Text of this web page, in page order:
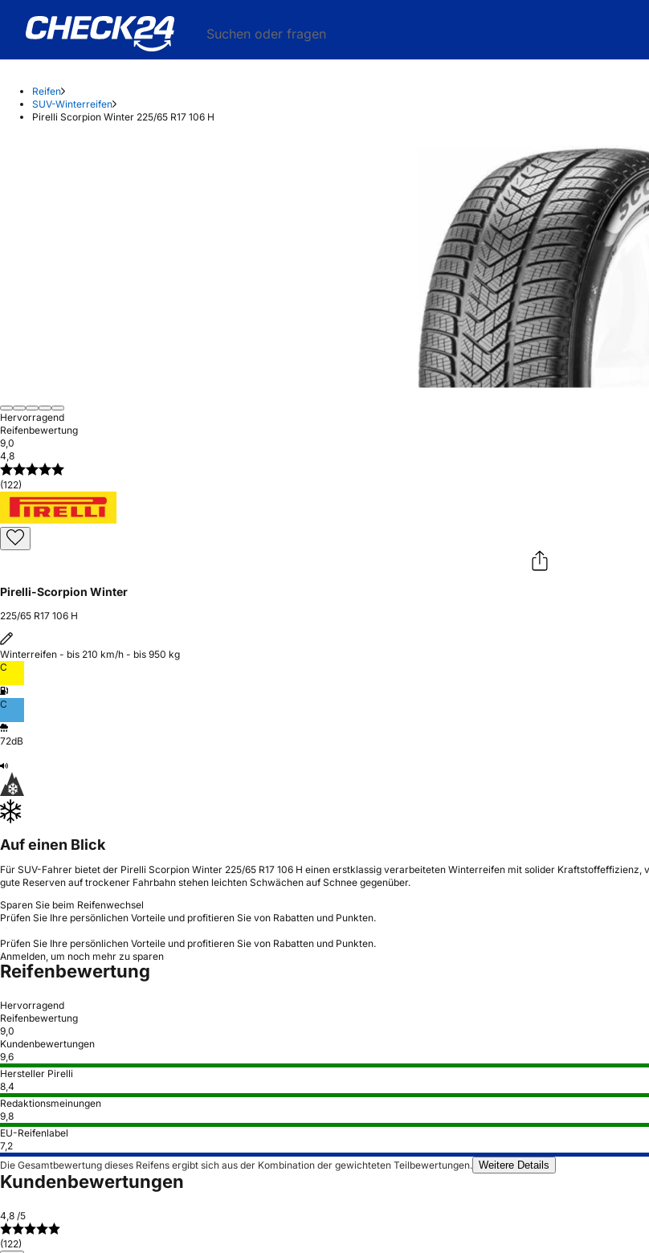
Suchen oder fragen
Reifen
SUV-Winterreifen
Pirelli Scorpion Winter 225/65 R17 106 H
Hervorragend
Reifenbewertung
9,0
4,8
(122)
Pirelli-Scorpion Winter
225/65 R17 106 H
Winterreifen - bis 210 km/h - bis 950 kg
C
C
72dB
Auf einen Blick
Für SUV-Fahrer bietet der Pirelli Scorpion Winter 225/65 R17 106 H einen erstklassig verarbeiteten Winterreifen mit solider
gute Reserven auf trockener Fahrbahn stehen leichten Schwächen auf Schnee gegenüber.
Sparen Sie beim Reifenwechsel
Prüfen Sie Ihre persönlichen Vorteile und profitieren Sie von Rabatten und Punkten.
Prüfen Sie Ihre persönlichen Vorteile und profitieren Sie von Rabatten und Punkten.
Anmelden, um noch mehr zu sparen
Reifenbewertung
Hervorragend
Reifenbewertung
9,0
Kundenbewertungen
9,6
Hersteller Pirelli
8,4
Redaktionsmeinungen
9,8
EU-Reifenlabel
7,2
Die Gesamtbewertung dieses Reifens ergibt sich aus der Kombination der gewichteten Teilbewertungen. Weitere Details
Kundenbewertungen
4,8 /5
(122)